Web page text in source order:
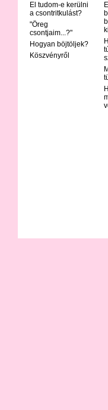
El tudom-e kerülni
a csontritkulást?
"Öreg
csontjaim...?"
Hogyan böjtöljek?
Köszvényről